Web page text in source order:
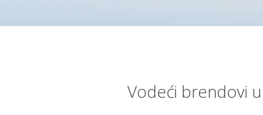
Vodeći brendovi